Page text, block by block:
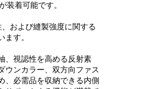
装着可能です。
および縫製強度に関する
す。
、視認性を高める反射素
ウンカラー、双方向ファス
、必需品を収納できる内側